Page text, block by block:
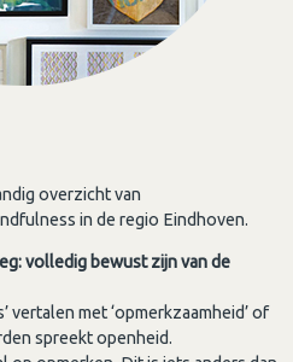
overzicht van
in de regio Eindhoven.
volledig bewust zijn van de
vertalen met ‘opmerkzaamheid’ of
spreekt openheid.